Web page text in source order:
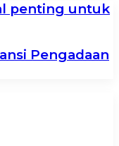
penting untuk
Pengadaan